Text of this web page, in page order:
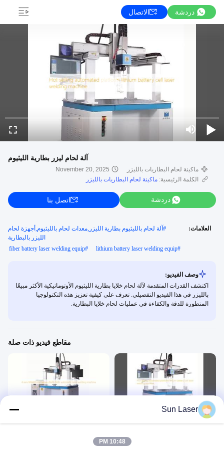
دردشة الاتصال
آلة لحام ليزر بطارية الليثيوم
ماكينة لحام البطاريات بالليزر
November 20, 2025
الكلمة الرئيسية: ماكينة لحام البطاريات بالليزر
دردشة اتصل بنا
العلامات: # آلة لحام بالليثيوم بطارية الليزر,معدات لحام بالليثيوم,أجهزة لحام
الليزر بالبطارية
#
lithium battery laser welding equip
#
fiber battery laser welding equip
وصف الفيديو:
اكتشف القدرات المتقدمة لآلة لحام خلايا بطارية الليثيوم الأوتوماتيكية الأكثر مبيعًا
بالليزر في هذا الفيديو التفصيلي. تعرف على كيفية تعزيز هذه التكنولوجيا
المتطورة للدقة والكفاءة في عمليات لحام خلايا البطارية.
مقاطع فيديو ذات صلة
00:18
November 20, 2025
Sun Laser
10:48 PM